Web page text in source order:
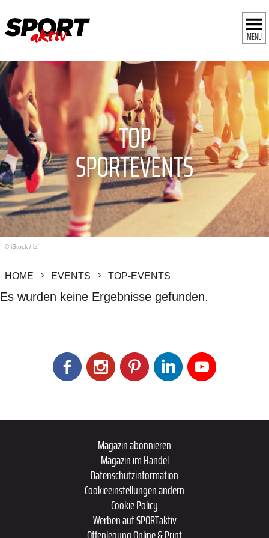
MENÜ
© iStock / lzf
TOP
SPORTEVENTS
HOME EVENTS TOP-EVENTS
Es wurden keine Ergebnisse gefunden.
Magazin abonnieren
Magazin im Handel
Datenschutzinformation
Cookieeinstellungen ändern
Cookie Policy
Werben auf SPORTaktiv